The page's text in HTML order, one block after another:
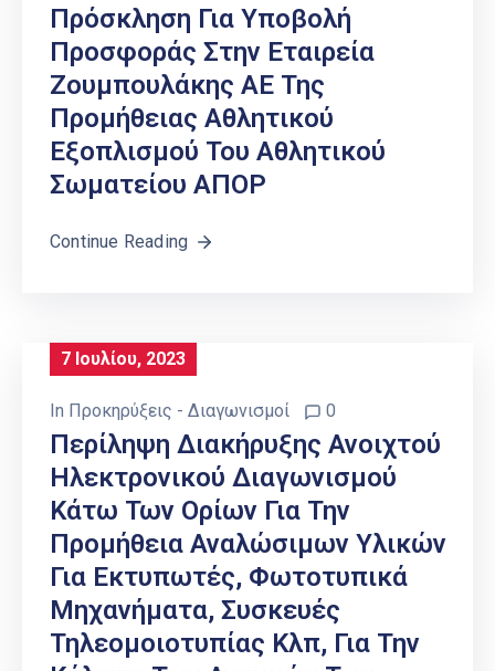
Πρόσκληση Για Υποβολή
Προσφοράς Στην Εταιρεία
Ζουμπουλάκης ΑΕ Της
Προμήθειας Αθλητικού
Εξοπλισμού Του Αθλητικού
Σωματείου ΑΠΟΡ
Continue Reading
7 Ιουλίου, 2023
In Προκηρύξεις - Διαγωνισμοί 0
Περίληψη Διακήρυξης Ανοιχτού
Ηλεκτρονικού Διαγωνισμού
Κάτω Των Ορίων Για Την
Προμήθεια Αναλώσιμων Υλικών
Για Εκτυπωτές, Φωτοτυπικά
Μηχανήματα, Συσκευές
Τηλεομοιοτυπίας Κλπ, Για Την